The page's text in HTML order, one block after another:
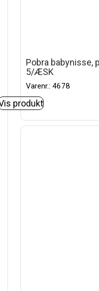
Pobra babynisse,
5/ÆSK
Varenr.: 4678
produkt